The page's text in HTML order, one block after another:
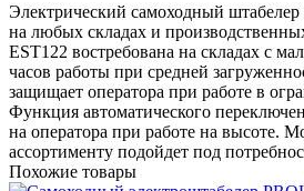
Электрический самоходный
на любых складах и
EST122 востребована на складах с
часов работы при средней
защищает оператора при работе в
Функция автоматического
на оператора при работе на высоте.
ассортименту подойдет под
Похожие товары